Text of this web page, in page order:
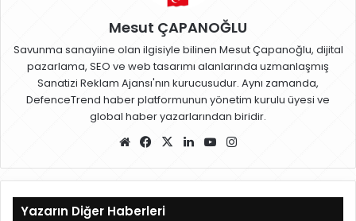
Mesut ÇAPANOĞLU
Savunma sanayiine olan ilgisiyle bilinen Mesut Çapanoğlu, dijital
pazarlama, SEO ve web tasarımı alanlarında uzmanlaşmış
Sanatizi Reklam Ajansı'nın kurucusudur. Aynı zamanda,
DefenceTrend haber platformunun yönetim kurulu üyesi ve
global haber yazarlarından biridir.
W
sit
esi
Fa
bo
ok
X
Lin
dIn
Yo
ub
e
gr
a
Yazarın Diğer Haberleri